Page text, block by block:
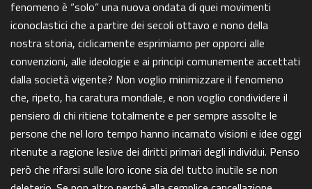
fenomeno è “solo” una nuova ondata di quei movimenti
iconoclastici che a partire dei secoli ottavo e nono della
nostra storia, ciclicamente esprimiamo per opporci alle
convenzioni, alle ideologie e ai principi comunemente accettati
dalla società vigente? Non voglio minimizzare il fenomeno
che, ripeto, ha caratura mondiale, e non voglio condividere il
pensiero di chi ritiene totalmente e per sempre assolte le
persone che nel loro tempo hanno incarnato visioni e idee oggi
ritenute a ragione lesive dei diritti primari degli individui. Penso
però che rifarsi sulle loro icone sia del tutto inutile se non